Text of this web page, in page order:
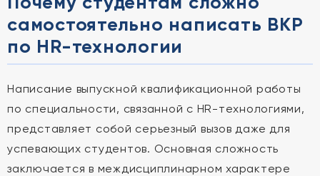
самостоятельно написать ВКР
по HR-технологии
Написание выпускной квалификационной работы
по специальности, связанной с HR-технологиями,
представляет собой серьезный вызов даже для
успевающих студентов. Основная сложность
заключается в междисциплинарном характере